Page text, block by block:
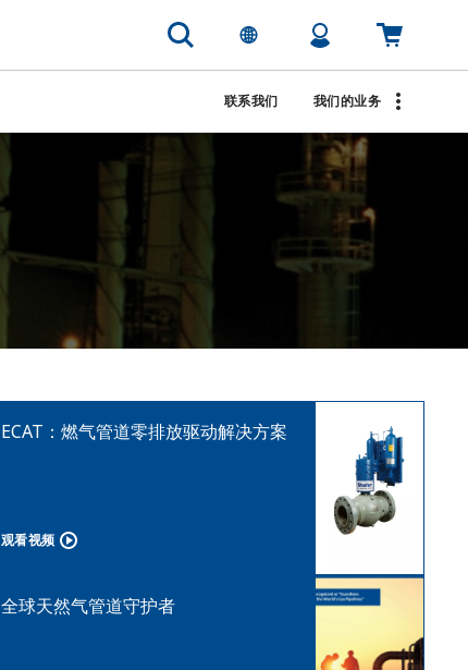
联系我们 我们的业务
ECAT：燃气管道零排放驱动解决方案
观看视频
全球天然气管道守护者